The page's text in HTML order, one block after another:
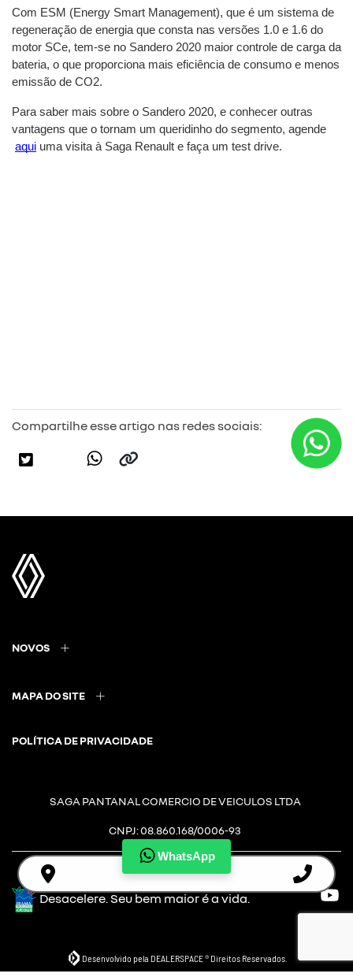
WhatsApp
Com ESM (Energy Smart Management), que é um sistema de
regeneração de energia que consta nas versões 1.0 e 1.6 do
motor SCe, tem-se no Sandero 2020 maior controle de carga da
bateria, o que proporciona mais eficiência de consumo e menos
emissão de CO2.
Para saber mais sobre o Sandero 2020, e conhecer outras
vantagens que o tornam um queridinho do segmento, agende
aqui uma visita à Saga Renault e faça um test drive.
Compartilhe esse artigo nas redes sociais:
NOVOS
MAPA DO SITE
POLÍTICA DE PRIVACIDADE
SAGA PANTANAL COMERCIO DE VEICULOS LTDA
CNPJ: 08.860.168/0006-93
Desacelere. Seu bem maior é a vida.
Desenvolvido pela DEALERSPACE ® Direitos Reservados.